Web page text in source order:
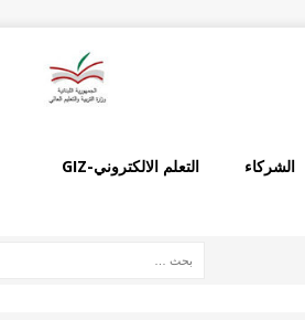
الشركاء التعلم الالكتروني-GIZ